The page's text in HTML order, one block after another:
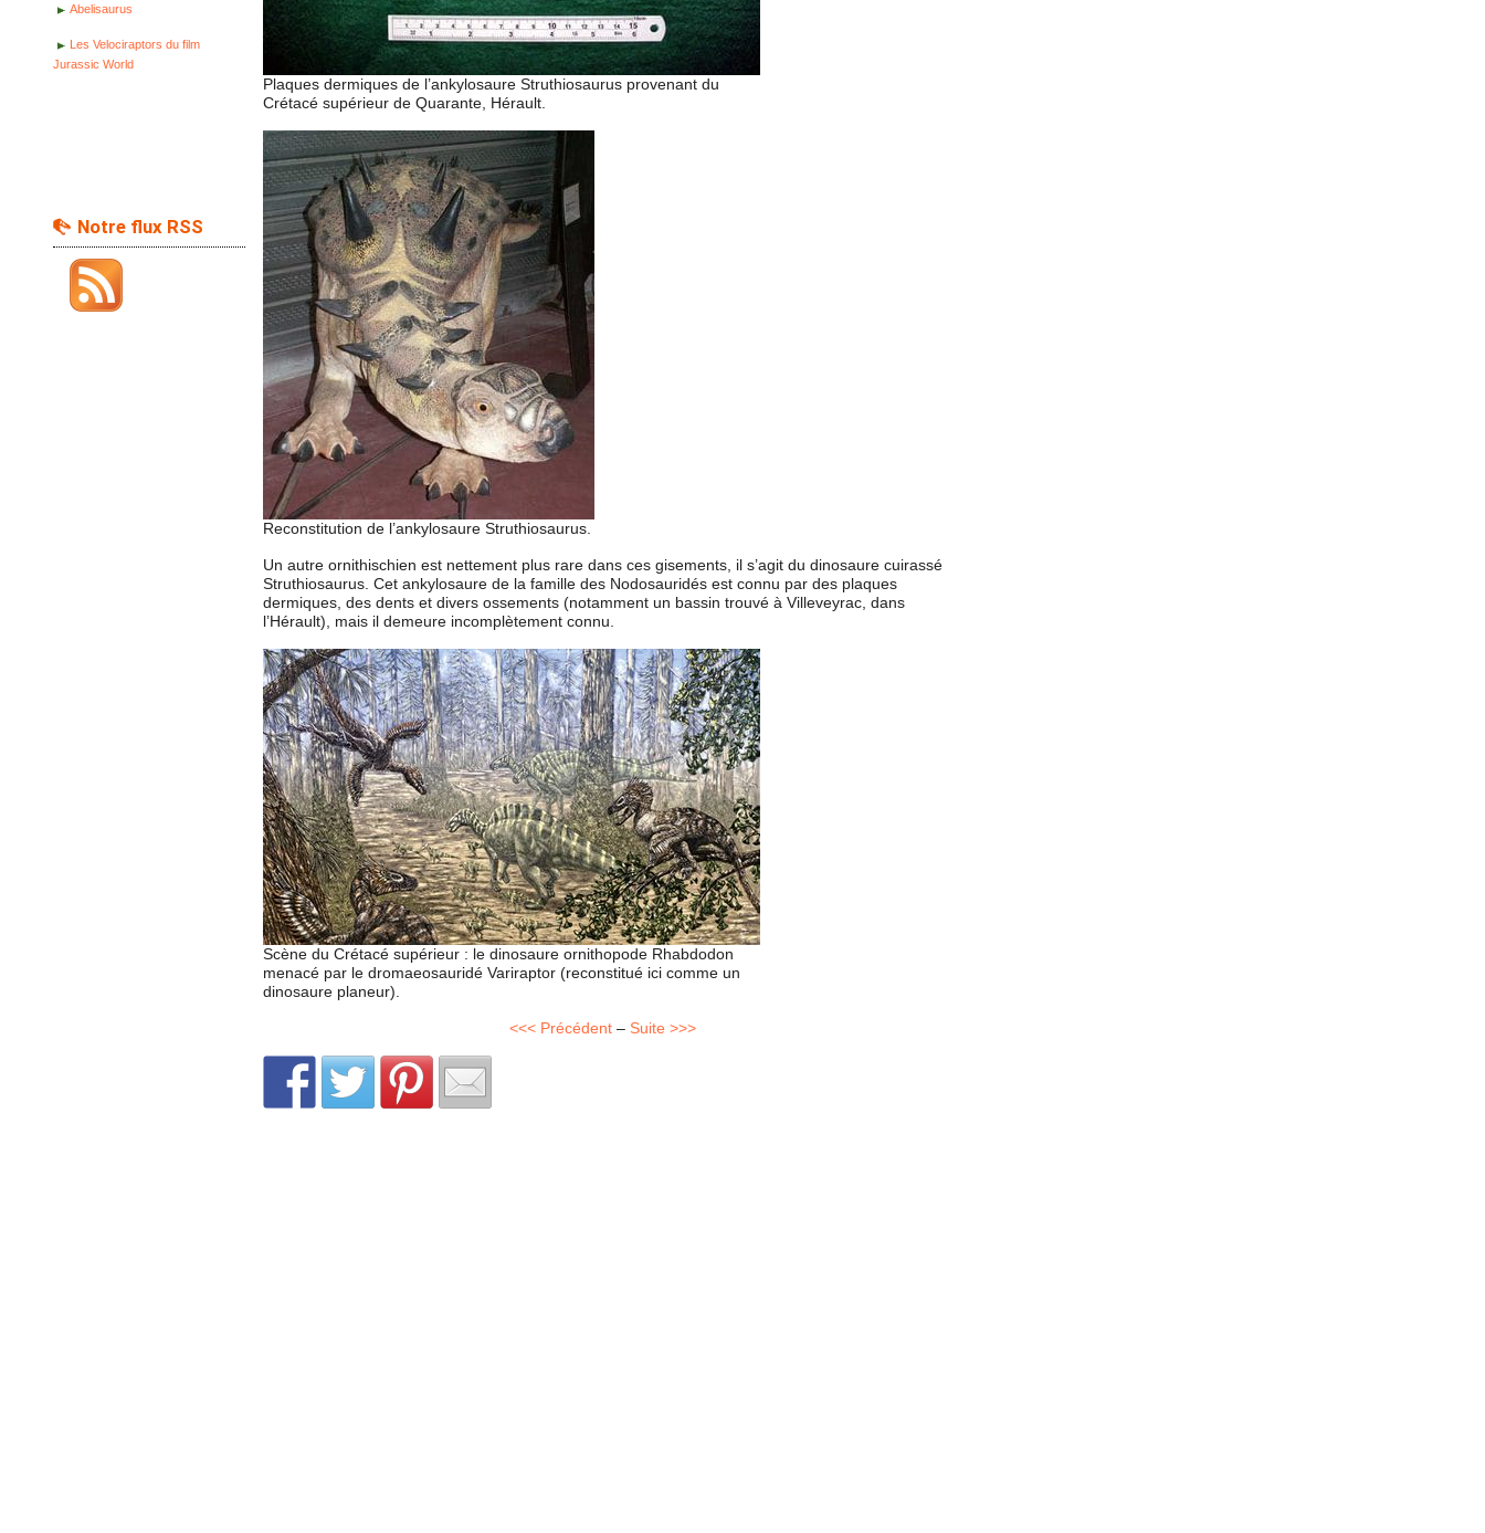
Abelisaurus
Les Velociraptors du film
Jurassic World
Notre flux RSS
Plaques dermiques de l’ankylosaure Struthiosaurus provenant du
Crétacé supérieur de Quarante, Hérault.
Reconstitution de l’ankylosaure Struthiosaurus.
Un autre ornithischien est nettement plus rare dans ces gisements, il s’agit du dinosaure cuirassé
Struthiosaurus. Cet ankylosaure de la famille des Nodosauridés est connu par des plaques
dermiques, des dents et divers ossements (notamment un bassin trouvé à Villeveyrac, dans
l’Hérault), mais il demeure incomplètement connu.
Scène du Crétacé supérieur : le dinosaure ornithopode Rhabdodon
menacé par le dromaeosauridé Variraptor (reconstitué ici comme un
dinosaure planeur).
<<< Précédent – Suite >>>